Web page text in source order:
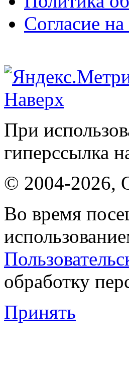
Согласие
Наверх
При
гиперссылка
© 2004-2026,
Во время
обработку
Принять